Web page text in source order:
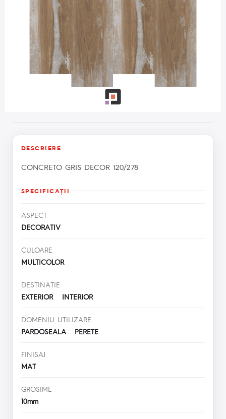
DESCRIERE
CONCRETO GRIS DECOR 120/278
SPECIFICAŢII
ASPECT
DECORATIV
CULOARE
MULTICOLOR
DESTINATIE
EXTERIOR INTERIOR
DOMENIU UTILIZARE
PARDOSEALA PERETE
FINISAJ
MAT
GROSIME
10mm